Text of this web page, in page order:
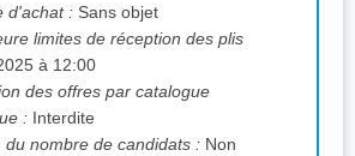
d'achat : Sans objet
limites de réception des plis
à 12:00
des offres par catalogue
: Interdite
du nombre de candidats : Non